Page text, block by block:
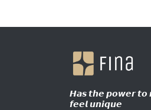
𝙃𝙖𝙨 𝙩𝙝𝙚 𝙥𝙤𝙬𝙚𝙧
𝙛𝙚𝙚𝙡 𝙪𝙣𝙞𝙦𝙪𝙚